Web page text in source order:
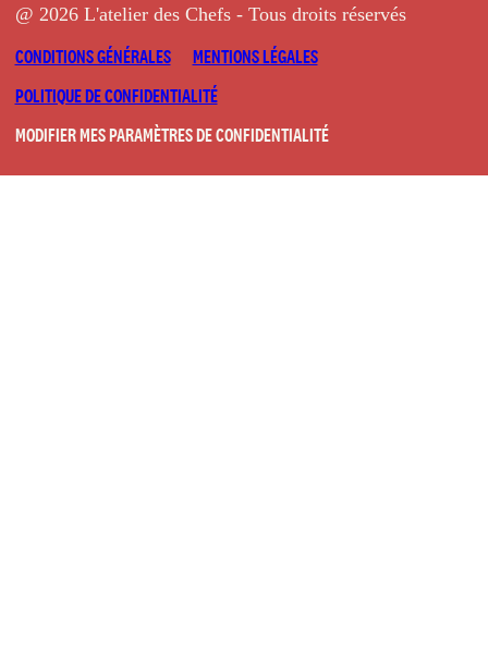
@ 2026 L'atelier des Chefs - Tous droits réservés
CONDITIONS GÉNÉRALES
MENTIONS LÉGALES
POLITIQUE DE CONFIDENTIALITÉ
MODIFIER MES PARAMÈTRES DE CONFIDENTIALITÉ